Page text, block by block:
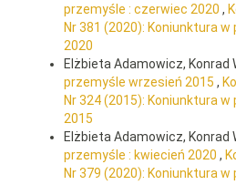
przemyśle : czerwiec 2020 ,
Nr 381 (2020): Koniunktura
2020
Elżbieta Adamowicz, Konrad
przemyśle wrzesień 2015 ,
Nr 324 (2015): Koniunktura
2015
Elżbieta Adamowicz, Konrad
przemyśle : kwiecień 2020 ,
Nr 379 (2020): Koniunktura